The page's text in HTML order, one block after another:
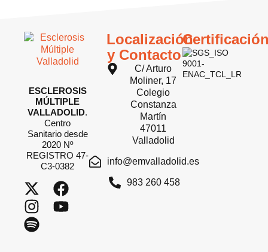
ESCLEROSIS
MÚLTIPLE
VALLADOLID.
Centro
Sanitario desde
2020 Nº
REGISTRO 47-
C3-0382
Localización
y Contacto
C/ Arturo
Moliner, 17
Colegio
Constanza
Martín
47011
Valladolid
info@emvalladolid.es
983 260 458